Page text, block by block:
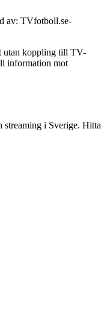
av: TVfotboll.se-
utan koppling till TV-
information mot
i Sverige. Hitta